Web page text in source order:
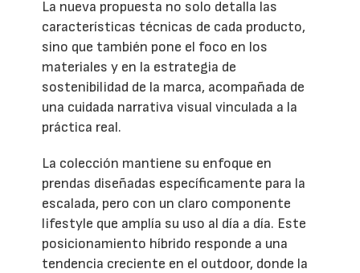
La nueva propuesta no solo detalla las
características técnicas de cada producto,
sino que también pone el foco en los
materiales y en la estrategia de
sostenibilidad de la marca, acompañada de
una cuidada narrativa visual vinculada a la
práctica real.
La colección mantiene su enfoque en
prendas diseñadas específicamente para la
escalada, pero con un claro componente
lifestyle que amplía su uso al día a día. Este
posicionamiento híbrido responde a una
tendencia creciente en el outdoor, donde la